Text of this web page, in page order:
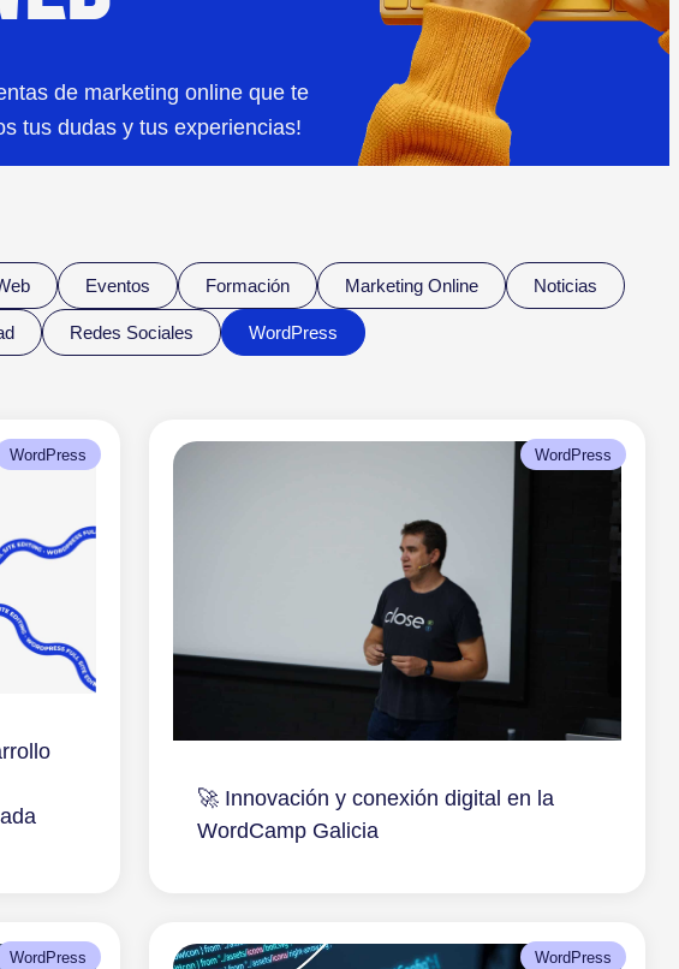
de marketing online que te
tus dudas y tus experiencias!
Eventos Formación Marketing Online Noticias
Redes Sociales WordPress
WordPress WordPress
🚀 Innovación y conexión digital en la
WordCamp Galicia
WordPress WordPress